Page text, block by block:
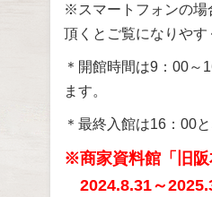
※スマートフォンの場
頂くとご覧になりやす
＊開館時間は9：00～
ます。
＊最終入館は16：00
※商家資料館「旧阪
2024.8.31～